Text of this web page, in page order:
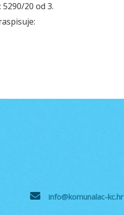
20 od 3.
info@komunalac-kc.hr